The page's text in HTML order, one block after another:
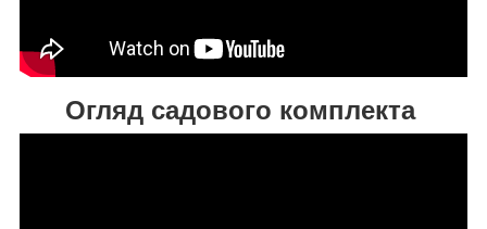
Огляд садового комплекта